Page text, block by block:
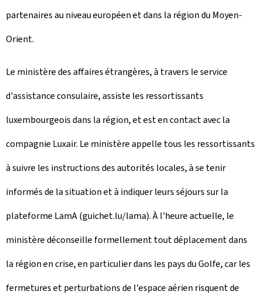
partenaires au niveau européen et dans la région du Moyen-
Orient.
Le ministère des affaires étrangères, à travers le service
d'assistance consulaire, assiste les ressortissants
luxembourgeois dans la région, et est en contact avec la
compagnie Luxair. Le ministère appelle tous les ressortissants
à suivre les instructions des autorités locales, à se tenir
informés de la situation et à indiquer leurs séjours sur la
plateforme LamA (guichet.lu/lama). À l'heure actuelle, le
ministère déconseille formellement tout déplacement dans
la région en crise, en particulier dans les pays du Golfe, car les
fermetures et perturbations de l'espace aérien risquent de